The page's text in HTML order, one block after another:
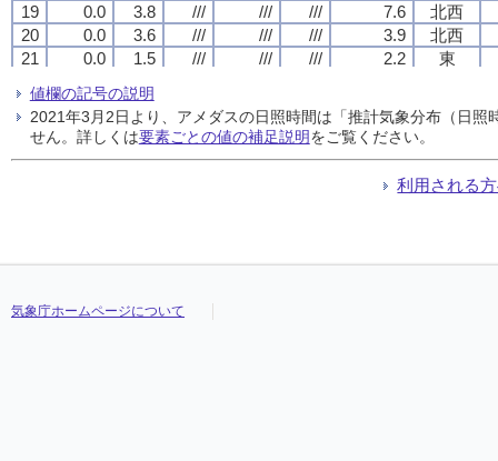
19
0.0 3.8 /// /// /// 7.6
北西
20
0.0 3.6 /// /// /// 3.9
北西
21
0.0 1.5 /// /// /// 2.2
東
23
0.0 -2.4
24
0.0 -2.8 /// /// /// 0.8 北北東
19
0.0 3.8 /// /// /// 7.6
北西
20
0.0 3.6 /// /// /// 3.9
北西
21
0.0 1.5 /// /// /// 2.2
東
23
0.0 -2.4
24
0.0 -2.8 /// /// /// 0.8 北北東
19
0.0 3.8 /// /// /// 7.6
北西
20
0.0 3.6 /// /// /// 3.9
北西
21
0.0 1.5 /// /// /// 2.2
東
23
0.0 -2.4
24
0.0 -2.8 /// /// /// 0.8 北北東
19
0.0 3.8 /// /// /// 7.6
北西
20
0.0 3.6 /// /// /// 3.9
北西
21
0.0 1.5 /// /// /// 2.2
東
23
0.0 -2.4
24
0.0 -2.8 /// /// /// 0.8 北北東
値欄の記号の説明
2021年3月2日より、アメダスの日照時間は「推計気象分布（日
せん。詳しくは要素ごとの値の補足説明をご覧ください。
利用される
気象庁ホームページについて